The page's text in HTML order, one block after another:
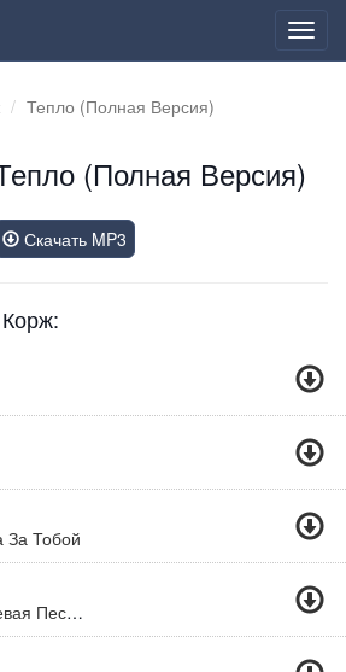
Тепло (Полная Версия)
(Полная Версия)
Скачать MP3
Тобой
Пам Парам Клевая Песня